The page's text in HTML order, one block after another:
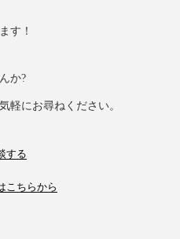
す！
か?
軽にお尋ねください。
する
こちらから